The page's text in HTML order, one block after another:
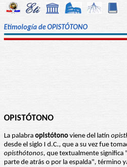
Etimología de OPISTÓTONO
OPISTÓTONO
La palabra opistótono viene del latín
desde el siglo I d.C., que a su vez fue
opisthótonos, que textualmente significa
parte de atrás o por la espalda", término